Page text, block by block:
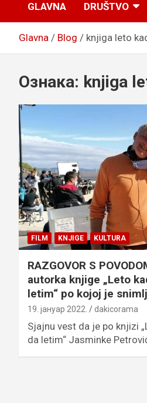
GLAVNA DRUŠTVO
Glavna Blog knjiga leto
Ознака: knjiga
FILM KNJIGE KULTURA
RAZGOVOR S
autorka knjige „Leto
letim“ po kojoj je
19. јануар 2022. dakicorama
Sjajnu vest da je po knjizi
da letim“ Jasminke